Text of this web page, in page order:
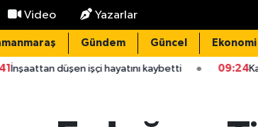
Video Yazarlar
Gündem Güncel Ekonomi
işçi hayatını kaybetti 09:24Kahramanmaraş'ta